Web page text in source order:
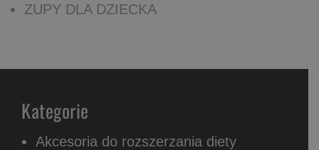
ZUPY DLA DZIECKA
Kategorie
Akcesoria do rozszerzania diety